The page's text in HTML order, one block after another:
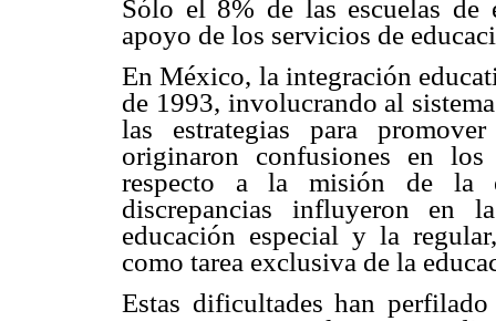
Sólo el 8% de las escuelas
apoyo de los servicios de
En México, la integración
de 1993, involucrando al
las estrategias para
originaron confusiones en
respecto a la misión de la
discrepancias influyeron en
educación especial y la
como tarea exclusiva de la
Estas dificultades han